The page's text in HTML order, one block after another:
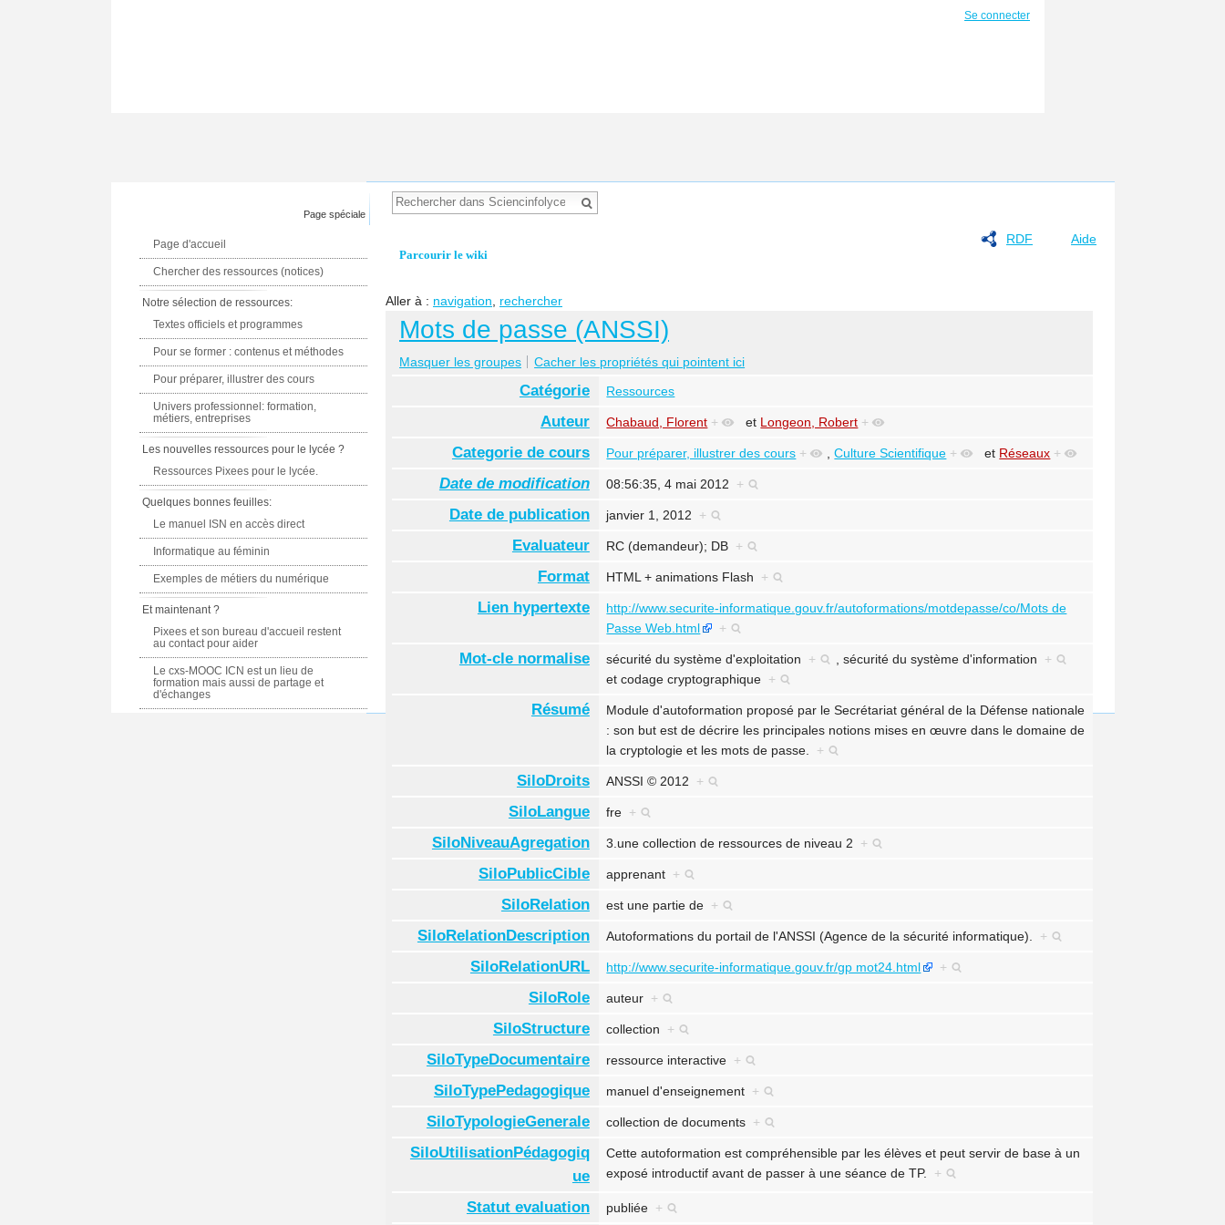
RDF Aide
Parcourir le wiki
Aller à : navigation rechercher
Mots de passe (ANSSI)
Masquer les groupes Cacher les propriétés qui pointent ici
Catégorie Ressources
Auteur Chabaud, Florent + et Longeon, Robert +
Categorie de cours Pour préparer, illustrer des cours + ,Culture Scientifique + et Réseaux +
Date de modification 08:56:35, 4 mai 2012 +
Date de publication janvier 1, 2012 +
Evaluateur RC (demandeur); DB +
Format HTML + animations Flash +
Lien hypertexte
http://www.securite-informatique.gouv.fr/autoformations/motdepasse/co/Mots de
Passe Web.html
+
Mot-cle normalise sécurité du système d'exploitation + ,sécurité du système d'information +
etcodage cryptographique +
Résumé
Module d'autoformation proposé par le Secrétariat général de la Défense nationale
: son but est de décrire les principales notions mises en œuvre dans le domaine de
la cryptologie et les mots de passe. +
SiloDroits ANSSI © 2012 +
SiloLangue fre +
SiloNiveauAgregation 3.une collection de ressources de niveau 2 +
SiloPublicCible apprenant +
SiloRelation est une partie de +
SiloRelationDescription Autoformations du portail de l'ANSSI (Agence de la sécurité informatique). +
SiloRelationURL http://www.securite-informatique.gouv.fr/gp mot24.html +
SiloRole auteur +
SiloStructure collection +
SiloTypeDocumentaire ressource interactive +
SiloTypePedagogique manuel d'enseignement +
SiloTypologieGenerale collection de documents +
SiloUtilisationPédagogiq
ue
Cette autoformation est compréhensible par les élèves et peut servir de base à un
exposé introductif avant de passer à une séance de TP. +
Statut evaluation publiée +
Se connecter
Page spéciale
Page d'accueil
Chercher des ressources (notices)
Notre sélection de ressources:
Textes officiels et programmes
Pour se former : contenus et méthodes
Pour préparer, illustrer des cours
Univers professionnel: formation,
métiers, entreprises
Les nouvelles ressources pour le lycée ?
Ressources Pixees pour le lycée.
Quelques bonnes feuilles:
Le manuel ISN en accès direct
Informatique au féminin
Exemples de métiers du numérique
Et maintenant ?
Pixees et son bureau d'accueil restent
au contact pour aider
Le cxs-MOOC ICN est un lieu de
formation mais aussi de partage et
d'échanges